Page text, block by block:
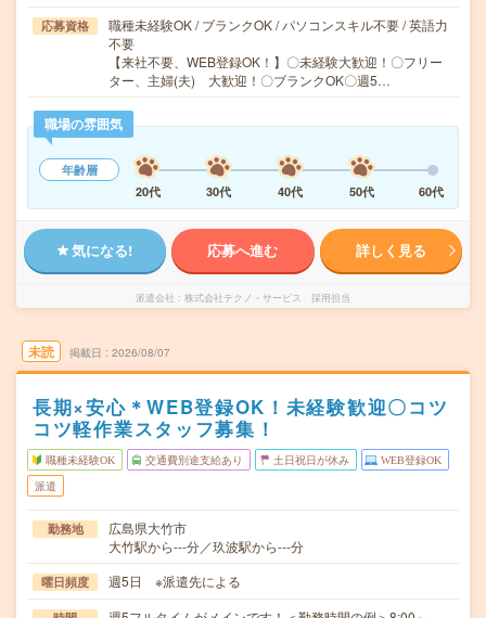
応募資格
職種未経験OK / ブランクOK / パソコンスキル不要 / 英語力
不要
【来社不要、WEB登録OK！】〇未経験大歓迎！〇フリー
ター、主婦(夫) 大歓迎！〇ブランクOK〇週5…
職場の雰囲気
年齢層
20代
30代 40代 50代 60代
気になる! 応募へ進む 詳しく見る
派遣会社 株式会社テクノ・サービス 採用担当
未読 掲載日 2026/08/07
長期×安心＊WEB登録OK！未経験歓迎〇コツ
コツ軽作業スタッフ募集！
職種未経験OK 交通費別途支給あり 土日祝日が休み WEB登録OK
派遣
勤務地
広島県大竹市
大竹駅から---分／玖波駅から---分
曜日頻度 週5日 ※派遣先による